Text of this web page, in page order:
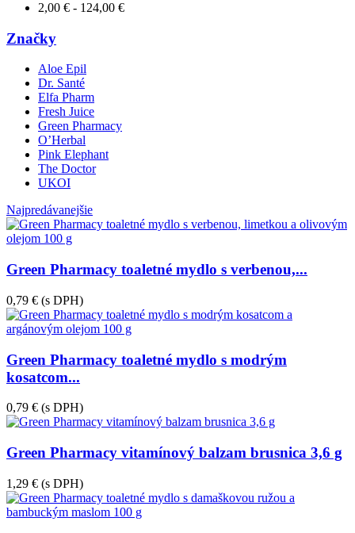
2,00 € - 124,00 €
Značky
Aloe Epil
Dr. Santé
Elfa Pharm
Fresh Juice
Green Pharmacy
O’Herbal
Pink Elephant
The Doctor
UKOI
Najpredávanejšie
Green Pharmacy toaletné mydlo s verbenou,...
0,79 € (s DPH)
Green Pharmacy toaletné mydlo s modrým
kosatcom...
0,79 € (s DPH)
Green Pharmacy vitamínový balzam brusnica 3,6 g
1,29 € (s DPH)